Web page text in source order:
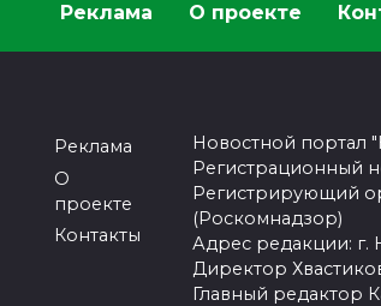
Реклама О проекте
Реклама
О
проекте
Контакты
Новостной портал
Регистрационный
Регистрирующий
(Роскомнадзор)
Адрес редакции: г.
Директор
Главный редактор